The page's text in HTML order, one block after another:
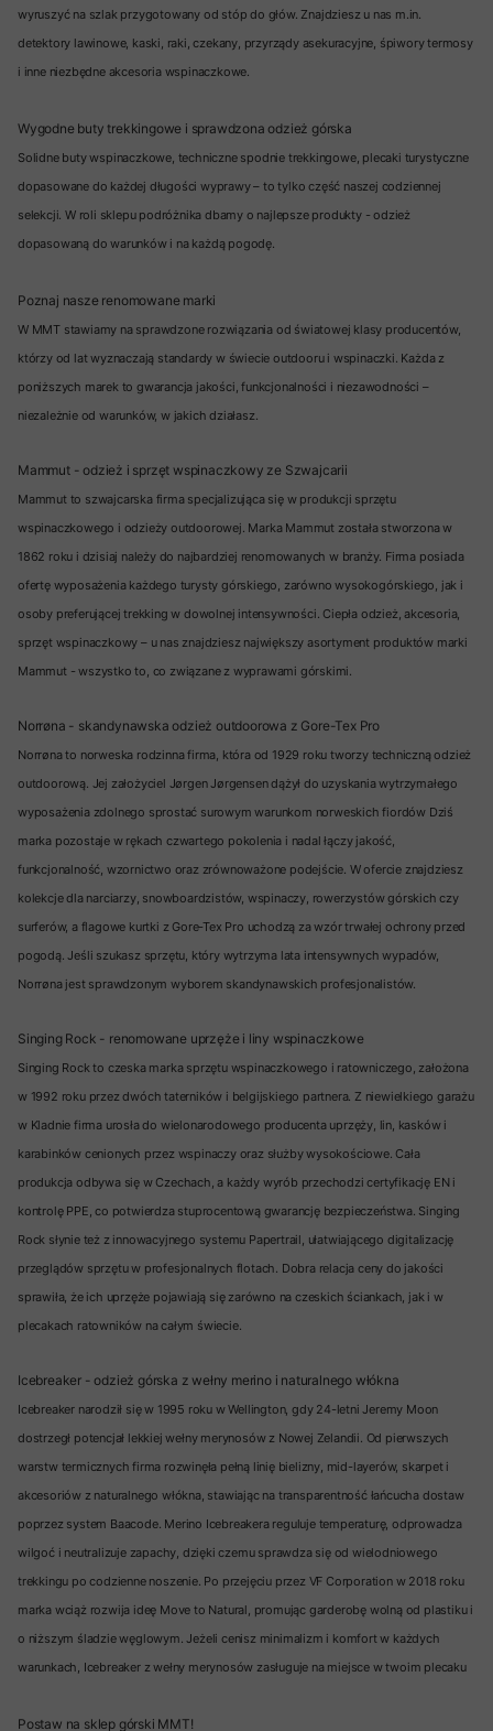
wyruszyć na szlak przygotowany od stóp do głów. Znajdziesz u nas m.in.
detektory lawinowe, kaski, raki, czekany, przyrządy asekuracyjne, śpiwory termosy
i inne niezbędne akcesoria wspinaczkowe.
Wygodne buty trekkingowe i sprawdzona odzież górska
Solidne buty wspinaczkowe, techniczne spodnie trekkingowe, plecaki turystyczne
dopasowane do każdej długości wyprawy – to tylko część naszej codziennej
selekcji. W roli sklepu podróżnika dbamy o najlepsze produkty - odzież
dopasowaną do warunków i na każdą pogodę.
Poznaj nasze renomowane marki
W MMT stawiamy na sprawdzone rozwiązania od światowej klasy producentów,
którzy od lat wyznaczają standardy w świecie outdooru i wspinaczki. Każda z
poniższych marek to gwarancja jakości, funkcjonalności i niezawodności –
niezależnie od warunków, w jakich działasz.
Mammut - odzież i sprzęt wspinaczkowy ze Szwajcarii
Mammut to szwajcarska firma specjalizująca się w produkcji sprzętu
wspinaczkowego i odzieży outdoorowej. Marka Mammut została stworzona w
1862 roku i dzisiaj należy do najbardziej renomowanych w branży. Firma posiada
ofertę wyposażenia każdego turysty górskiego, zarówno wysokogórskiego, jak i
osoby preferującej trekking w dowolnej intensywności. Ciepła odzież, akcesoria,
sprzęt wspinaczkowy – u nas znajdziesz największy asortyment produktów marki
Mammut - wszystko to, co związane z wyprawami górskimi.
Norrøna - skandynawska odzież outdoorowa z Gore-Tex Pro
Norrøna to norweska rodzinna firma, która od 1929 roku tworzy techniczną odzież
outdoorową. Jej założyciel Jørgen Jørgensen dążył do uzyskania wytrzymałego
wyposażenia zdolnego sprostać surowym warunkom norweskich fiordów Dziś
marka pozostaje w rękach czwartego pokolenia i nadal łączy jakość,
funkcjonalność, wzornictwo oraz zrównoważone podejście. W ofercie znajdziesz
kolekcje dla narciarzy, snowboardzistów, wspinaczy, rowerzystów górskich czy
surferów, a flagowe kurtki z Gore-Tex Pro uchodzą za wzór trwałej ochrony przed
pogodą. Jeśli szukasz sprzętu, który wytrzyma lata intensywnych wypadów,
Norrøna jest sprawdzonym wyborem skandynawskich profesjonalistów.
Singing Rock - renomowane uprzęże i liny wspinaczkowe
Singing Rock to czeska marka sprzętu wspinaczkowego i ratowniczego, założona
w 1992 roku przez dwóch taterników i belgijskiego partnera. Z niewielkiego garażu
w Kladnie firma urosła do wielonarodowego producenta uprzęży, lin, kasków i
karabinków cenionych przez wspinaczy oraz służby wysokościowe. Cała
produkcja odbywa się w Czechach, a każdy wyrób przechodzi certyfikację EN i
kontrolę PPE, co potwierdza stuprocentową gwarancję bezpieczeństwa. Singing
Rock słynie też z innowacyjnego systemu Papertrail, ułatwiającego digitalizację
przeglądów sprzętu w profesjonalnych flotach. Dobra relacja ceny do jakości
sprawiła, że ich uprzęże pojawiają się zarówno na czeskich ściankach, jak i w
plecakach ratowników na całym świecie.
Icebreaker - odzież górska z wełny merino i naturalnego włókna
Icebreaker narodził się w 1995 roku w Wellington, gdy 24-letni Jeremy Moon
dostrzegł potencjał lekkiej wełny merynosów z Nowej Zelandii. Od pierwszych
warstw termicznych firma rozwinęła pełną linię bielizny, mid-layerów, skarpet i
akcesoriów z naturalnego włókna, stawiając na transparentność łańcucha dostaw
poprzez system Baacode. Merino Icebreakera reguluje temperaturę, odprowadza
wilgoć i neutralizuje zapachy, dzięki czemu sprawdza się od wielodniowego
trekkingu po codzienne noszenie. Po przejęciu przez VF Corporation w 2018 roku
marka wciąż rozwija ideę Move to Natural, promując garderobę wolną od plastiku i
o niższym śladzie węglowym. Jeżeli cenisz minimalizm i komfort w każdych
warunkach, Icebreaker z wełny merynosów zasługuje na miejsce w twoim plecaku
Postaw na sklep górski MMT!